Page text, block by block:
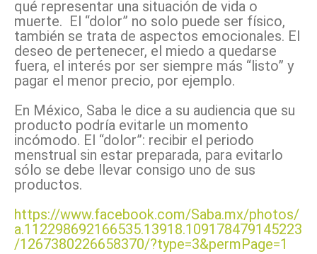
qué representar una situación de vida o
muerte. El “dolor” no solo puede ser físico,
también se trata de aspectos emocionales. El
deseo de pertenecer, el miedo a quedarse
fuera, el interés por ser siempre más “listo” y
pagar el menor precio, por ejemplo.
En México, Saba le dice a su audiencia que su
producto podría evitarle un momento
incómodo. El “dolor”: recibir el periodo
menstrual sin estar preparada, para evitarlo
sólo se debe llevar consigo uno de sus
productos.
https://www.facebook.com/Saba.mx/photos/
a.112298692166535.13918.109178479145223
/1267380226658370/?type=3&permPage=1